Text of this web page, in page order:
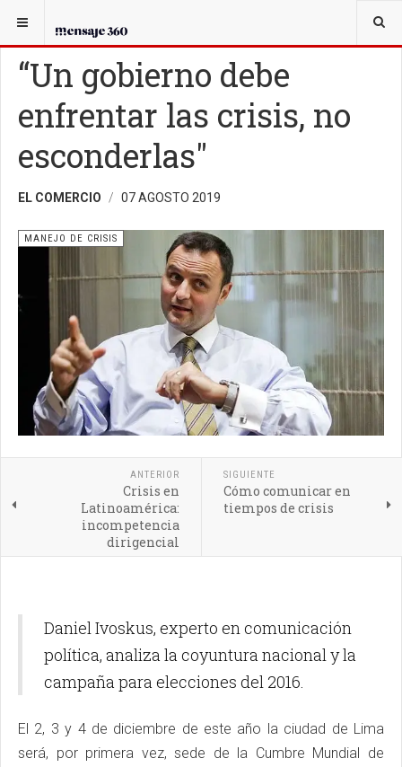
USTED ESTÁ AQUÍ:
“Un gobierno debe
enfrentar las crisis, no
esconderlas"
EL COMERCIO 07 AGOSTO 2019
MANEJO DE CRISIS
ANTERIOR
Crisis en
Latinoamérica:
incompetencia
dirigencial
SIGUIENTE
Cómo comunicar en
tiempos de crisis
Daniel Ivoskus, experto en comunicación
política, analiza la coyuntura nacional y la
campaña para elecciones del 2016.
El 2, 3 y 4 de diciembre de este año la ciudad de Lima
será, por primera vez, sede de la Cumbre Mundial de